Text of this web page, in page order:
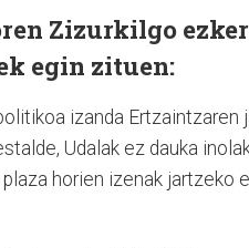
Zizurkilgo
egin zituen:
izanda Ertzaintzaren
Udalak ez dauka
horien izenak jartzeko